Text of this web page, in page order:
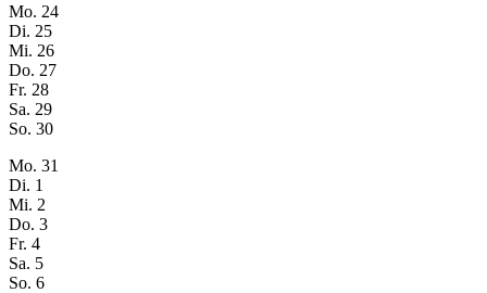
Mo. 24
Di. 25
Mi. 26
Do. 27
Fr. 28
Sa. 29
So. 30
Mo. 31
Di. 1
Mi. 2
Do. 3
Fr. 4
Sa. 5
So. 6